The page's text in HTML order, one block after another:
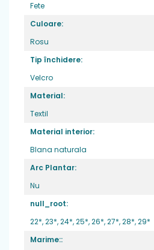
Varf
Sistem de inchidere
Brant
Fete
Culoare:
Rosu
Tip închidere:
Velcro
Material:
Textil
Material interior:
Blana naturala
Arc Plantar:
Nu
null_root:
22*,23*,24*,25*,26*,27*,28*,29*
Marime::